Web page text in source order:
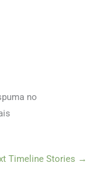
no
Timeline Stories →